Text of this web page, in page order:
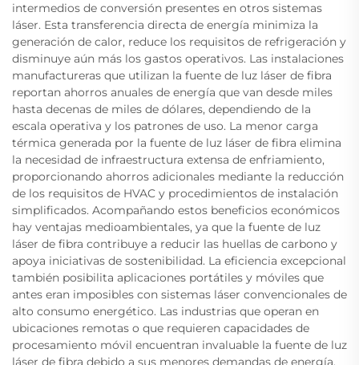
intermedios de conversión presentes en otros sistemas
láser. Esta transferencia directa de energía minimiza la
generación de calor, reduce los requisitos de refrigeración y
disminuye aún más los gastos operativos. Las instalaciones
manufactureras que utilizan la fuente de luz láser de fibra
reportan ahorros anuales de energía que van desde miles
hasta decenas de miles de dólares, dependiendo de la
escala operativa y los patrones de uso. La menor carga
térmica generada por la fuente de luz láser de fibra elimina
la necesidad de infraestructura extensa de enfriamiento,
proporcionando ahorros adicionales mediante la reducción
de los requisitos de HVAC y procedimientos de instalación
simplificados. Acompañando estos beneficios económicos
hay ventajas medioambientales, ya que la fuente de luz
láser de fibra contribuye a reducir las huellas de carbono y
apoya iniciativas de sostenibilidad. La eficiencia excepcional
también posibilita aplicaciones portátiles y móviles que
antes eran imposibles con sistemas láser convencionales de
alto consumo energético. Las industrias que operan en
ubicaciones remotas o que requieren capacidades de
procesamiento móvil encuentran invaluable la fuente de luz
láser de fibra debido a sus menores demandas de energía.